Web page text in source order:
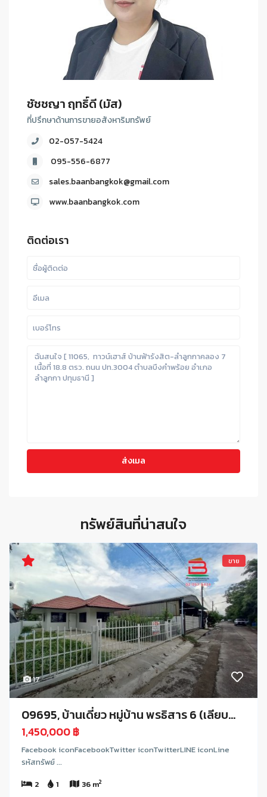
ชัชชญา ฤทธิ์ดี (มัส)
ที่ปรึกษาด้านการขายอสังหาริมทรัพย์
02-057-5424
095-556-6877
sales.baanbangkok@gmail.com
www.baanbangkok.com
ติดต่อเรา
ทรัพย์สินที่น่าสนใจ
17
ขาย
09695, บ้านเดี่ยว หมู่บ้าน พรธิสาร 6 (เลียบ...
1,450,000 ฿
Facebook iconFacebookTwitter iconTwitterLINE iconLine
รหัสทรัพย์ ...
2
1 36 m2